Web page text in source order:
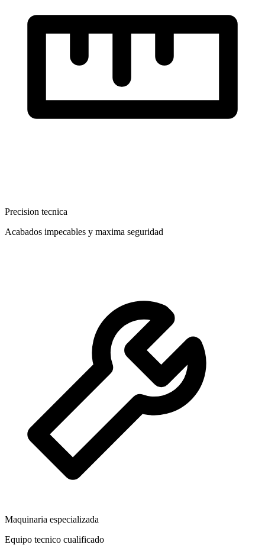
Precision tecnica
Acabados impecables y maxima seguridad
Maquinaria especializada
Equipo tecnico cualificado